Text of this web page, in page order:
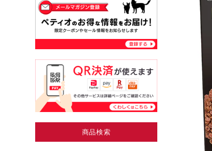
首輪・ハーネス・リード
替え・交換パーツ
じゃらして遊ぶ 引っ
またた
小型犬にオススメ ダイ
商品検索